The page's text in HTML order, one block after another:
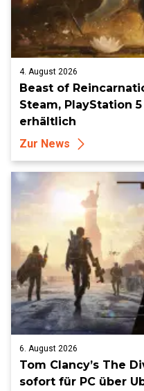
4. August 2026
Beast of
Steam, PlayStation
erhältlich
Zur News
6. August 2026
Tom Clancy’s The
sofort für PC über